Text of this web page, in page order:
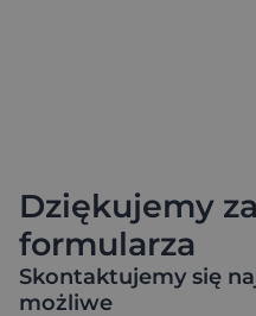
Dziękujemy
formularza
Skontaktujemy się
możliwe